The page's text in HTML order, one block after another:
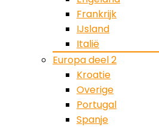
Frankrijk
IJsland
Italië
Europa deel 2
Kroatie
Overige
Portugal
Spanje